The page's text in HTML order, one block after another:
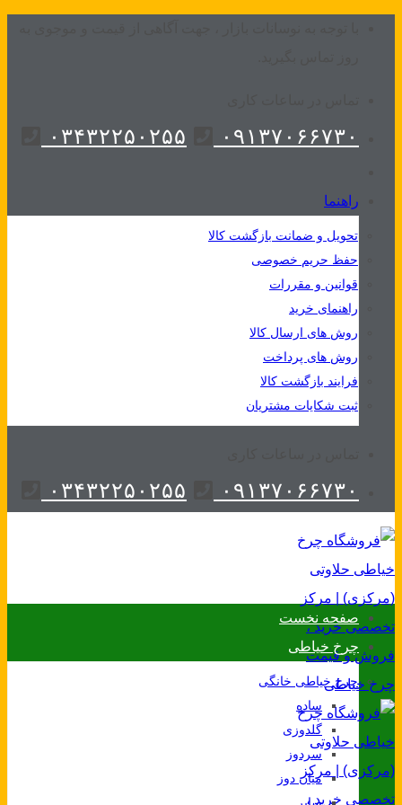
۰۹۱۳۷۰۶۶۷۳۰ ۰۳۴۳۲۲۵۰۲۵۵
راهنما
تحویل و ضمانت بازگشت کالا
حفظ حریم خصوصی
قوانین و مقررات
راهنمای خرید
روش های ارسال کالا
روش های پرداخت
فرایند بازگشت کالا
ثبت شکایات مشتریان
۰۹۱۳۷۰۶۶۷۳۰ ۰۳۴۳۲۲۵۰۲۵۵
صفحه نخست
چرخ خیاطی
چرخ خیاطی خانگی
ساده
گلدوزی
سردوز
میان دوز